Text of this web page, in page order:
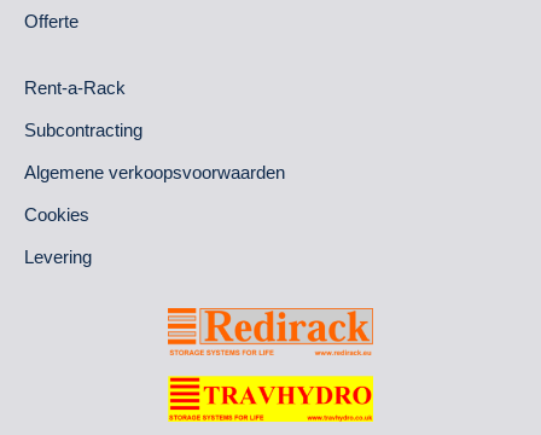
Offerte
Rent-a-Rack
Subcontracting
Algemene verkoopsvoorwaarden
Cookies
Levering